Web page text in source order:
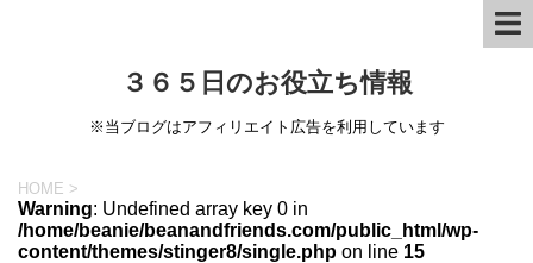
３６５日のお役立ち情報
※当ブログはアフィリエイト広告を利用しています
HOME >
Warning: Undefined array key 0 in
/home/beanie/beanandfriends.com/public_html/wp-
content/themes/stinger8/single.php on line 15